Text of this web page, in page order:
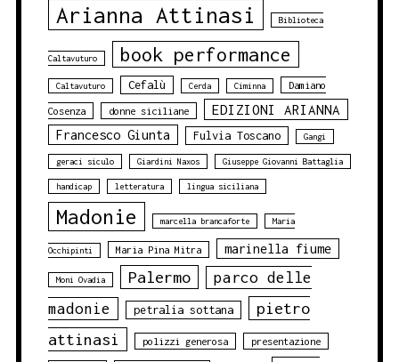
Arianna Attinasi Biblioteca
Caltavuturo book performance
Caltavuturo Cefalù Cerda Ciminna Damiano
Cosenza donne siciliane EDIZIONI ARIANNA
Francesco Giunta Fulvia Toscano Gangi
geraci siculo Giardini Naxos Giuseppe Giovanni Battaglia
handicap letteratura lingua siciliana
Madonie marcella brancaforte Maria
Occhipinti Maria Pina Mitra marinella fiume
Moni Ovadia Palermo
parco delle
madonie
petralia sottana
pietro
attinasi
polizzi generosa presentazione